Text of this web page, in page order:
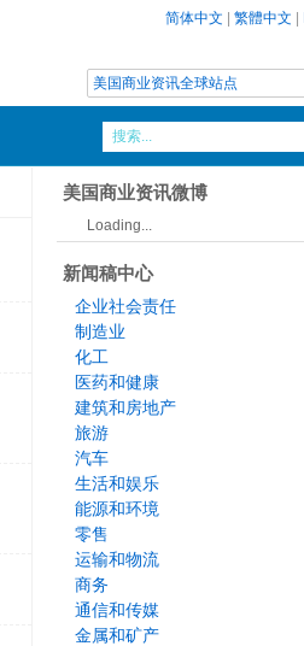
简体中文 繁體中文
美国商业资讯微博
Loading...
新闻稿中心
企业社会责任
制造业
化工
医药和健康
建筑和房地产
旅游
汽车
生活和娱乐
能源和环境
零售
运输和物流
商务
通信和传媒
金属和矿产